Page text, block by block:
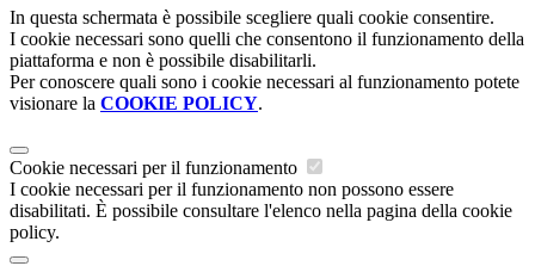
In questa schermata è possibile scegliere quali cookie consentire.
I cookie necessari sono quelli che consentono il funzionamento della
piattaforma e non è possibile disabilitarli.
Per conoscere quali sono i cookie necessari al funzionamento potete
visionare la COOKIE POLICY.
Cookie necessari per il funzionamento
I cookie necessari per il funzionamento non possono essere
disabilitati. È possibile consultare l'elenco nella pagina della cookie
policy.